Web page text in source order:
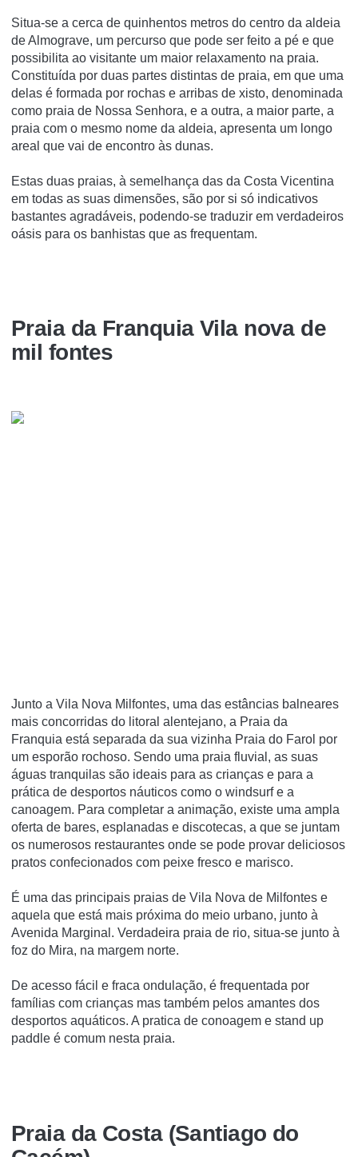
Situa-se a cerca de quinhentos metros do centro da aldeia
de Almograve, um percurso que pode ser feito a pé e que
possibilita ao visitante um maior relaxamento na praia.
Constituída por duas partes distintas de praia, em que uma
delas é formada por rochas e arribas de xisto, denominada
como praia de Nossa Senhora, e a outra, a maior parte, a
praia com o mesmo nome da aldeia, apresenta um longo
areal que vai de encontro às dunas.
Estas duas praias, à semelhança das da Costa Vicentina
em todas as suas dimensões, são por si só indicativos
bastantes agradáveis, podendo-se traduzir em verdadeiros
oásis para os banhistas que as frequentam.
Praia da Franquia Vila nova de
mil fontes
Junto a Vila Nova Milfontes, uma das estâncias balneares
mais concorridas do litoral alentejano, a Praia da
Franquia está separada da sua vizinha Praia do Farol por
um esporão rochoso. Sendo uma praia fluvial, as suas
águas tranquilas são ideais para as crianças e para a
prática de desportos náuticos como o windsurf e a
canoagem. Para completar a animação, existe uma ampla
oferta de bares, esplanadas e discotecas, a que se juntam
os numerosos restaurantes onde se pode provar deliciosos
pratos confecionados com peixe fresco e marisco.
É uma das principais praias de Vila Nova de Milfontes e
aquela que está mais próxima do meio urbano, junto à
Avenida Marginal. Verdadeira praia de rio, situa-se junto à
foz do Mira, na margem norte.
De acesso fácil e fraca ondulação, é frequentada por
famílias com crianças mas também pelos amantes dos
desportos aquáticos. A pratica de conoagem e stand up
paddle é comum nesta praia.
Praia da Costa (Santiago do